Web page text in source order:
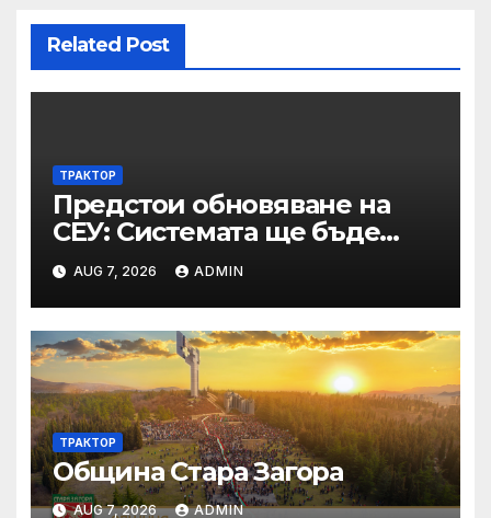
Related Post
ТРАКТОР
Предстои обновяване на
СЕУ: Системата ще бъде
временно недостъпна на 10
и 11 август 2026 г.
AUG 7, 2026 ADMIN
ТРАКТОР
Община Стара Загора
AUG 7, 2026 ADMIN